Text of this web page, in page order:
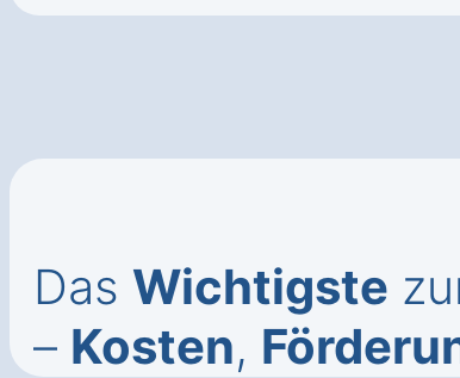
Das Wichtigste
– Kosten,